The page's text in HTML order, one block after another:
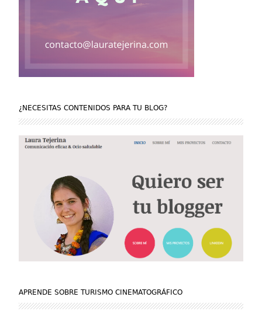
¿NECESITAS CONTENIDOS PARA TU BLOG?
APRENDE SOBRE TURISMO CINEMATOGRÁFICO